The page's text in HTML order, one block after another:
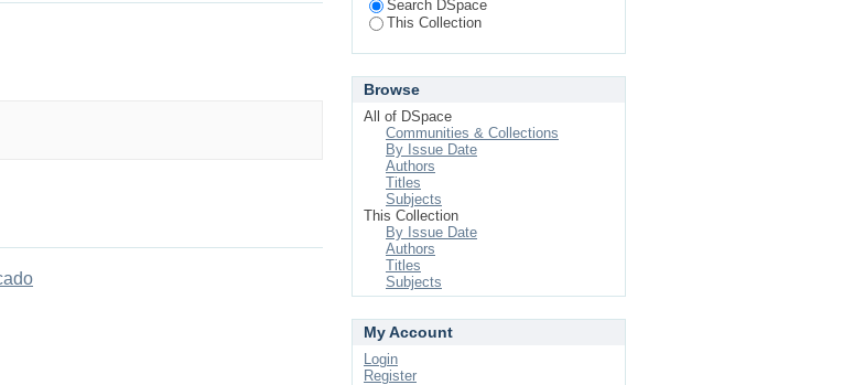
Search DSpace
This Collection
Browse
All of DSpace
Communities & Collections
By Issue Date
Authors
Titles
Subjects
This Collection
By Issue Date
Authors
Titles
Subjects
My Account
Login
Register